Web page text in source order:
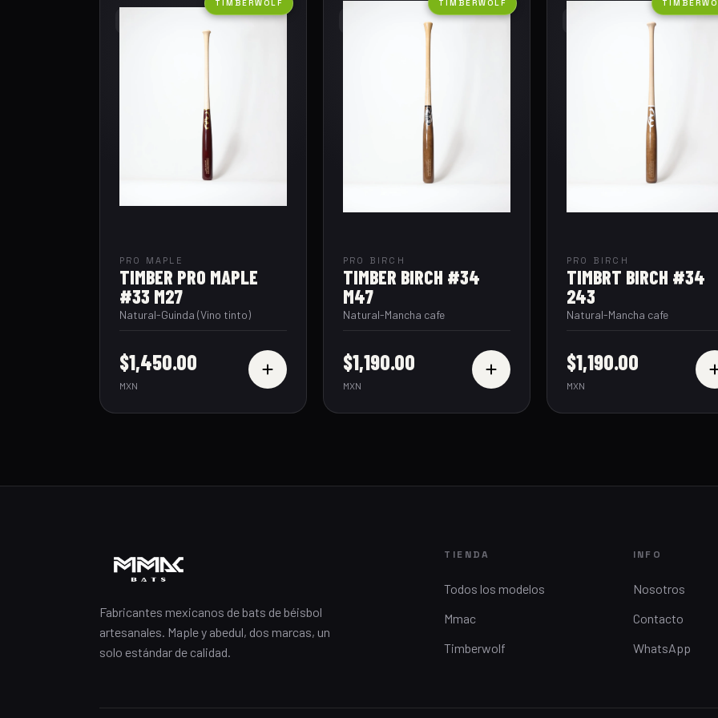
01 TIMBERWOLF
PRO MAPLE
TIMBER PRO MAPLE
#33 M27
Natural-Guinda (Vino tinto)
$1,450.00
MXN
TIMBERWOLF
PRO BIRCH
TIMBER BIRCH #34
M47
Natural-Mancha cafe
$1,190.00
MXN
PRO BIRCH
TIMBRT BIRCH #34
243
Natural-Mancha cafe
$1,190.00
MXN
Fabricantes mexicanos de bats de béisbol
artesanales. Maple y abedul, dos marcas, un
solo estándar de calidad.
TIENDA
Todos los modelos
Mmac
Timberwolf
INFO
Nosotros
Contacto
WhatsApp